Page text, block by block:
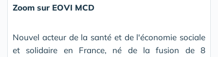
Zoom sur EOVI MCD
Nouvel acteur de la santé et de l'économie sociale
et solidaire en France, né de la fusion de 8